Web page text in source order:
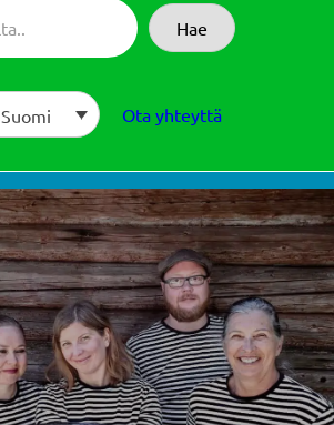
Hae
Ota yhteyttä
Suomi